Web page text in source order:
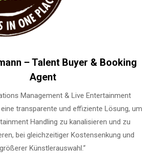
– Talent Buyer & Booking
Agent
Management & Live Entertainment
transparente und effiziente Lösung, um
Handling zu kanalisieren und zu
bei gleichzeitiger Kostensenkung und
größerer Künstlerauswahl.“